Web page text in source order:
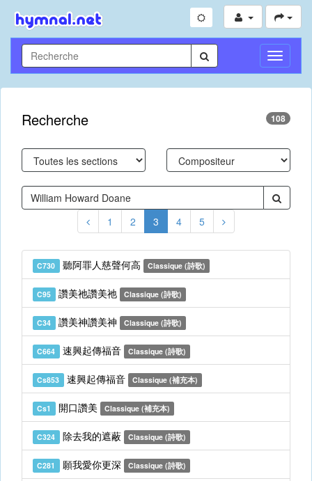
Toggle
Recherche 108
1 2 3 4 5
C730 聽阿罪人慈聲何高 Classique (詩歌)
C95 讚美祂讚美祂 Classique (詩歌)
C34 讚美神讚美神 Classique (詩歌)
C664 速興起傳福音 Classique (詩歌)
Cs853 速興起傳福音 Classique (補充本)
Cs1 開口讚美 Classique (補充本)
C324 除去我的遮蔽 Classique (詩歌)
C281 願我愛你更深 Classique (詩歌)